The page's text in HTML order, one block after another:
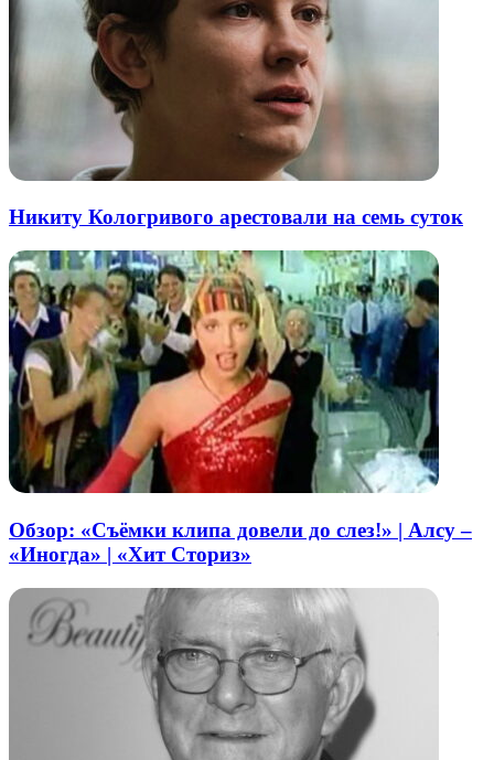
Никиту Кологривого арестовали на семь суток
Обзор: «Съёмки клипа довели до слез!» | Алсу –
«Иногда» | «Хит Сториз»